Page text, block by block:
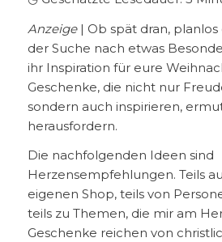
Anzeige| Ob spät dran,
der Suche nach etwas
ihr Inspiration für eure
Geschenke, die nicht nur
sondern auch inspirieren,
herausfordern.
Die nachfolgenden Ideen sind
Herzensempfehlungen. Teils
eigenen Shop, teils von
teils zu Themen, die mir am
Geschenke reichen von